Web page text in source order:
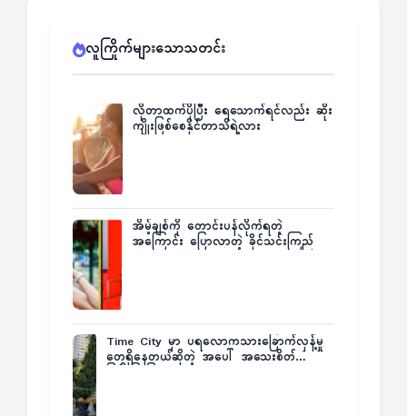
လူကြိုက်များသောသတင်း
လိုတာထက်ပိုပြီး ရေသောက်ရင်လည်း ဆိုး
ကျိုးဖြစ်စေနိုင်တာသိရဲ့လား
အိမ့်ချစ်ကို တောင်းပန်လိုက်ရတဲ့
အကြောင်း ပြောလာတဲ့ ခိုင်သင်းကြည်
Time City မှာ ပရလောကသားခြောက်လှန့်မှု
တွေရှိနေတယ်ဆိုတဲ့ အပေါ် အသေးစိတ်